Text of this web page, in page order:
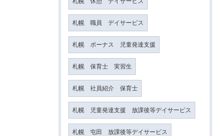
札幌 職員 デイサービス
札幌 ボーナス 児童発達支援
札幌 保育士 実習生
札幌 社員紹介 保育士
札幌 児童発達支援 放課後等デイサービス
札幌 屯田 放課後等デイサービス